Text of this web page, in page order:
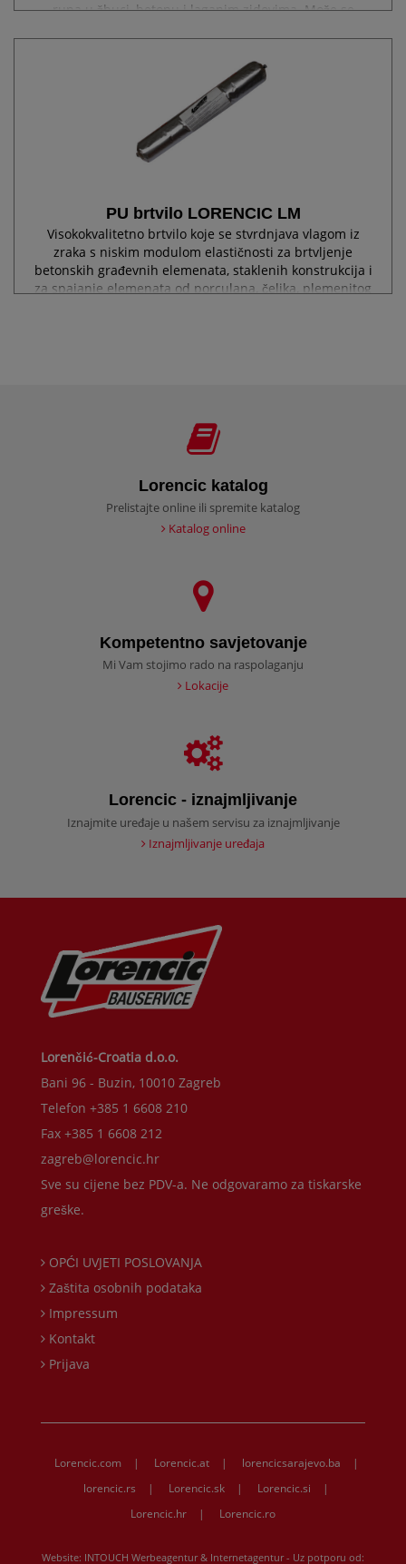
rupa u žbuci, betonu i laganim zidovima. Može se
PU brtvilo LORENCIC LM
Visokokvalitetno brtvilo koje se stvrdnjava vlagom iz
zraka s niskim modulom elastičnosti za brtvljenje
betonskih građevnih elemenata, staklenih konstrukcija i
za spajanje elemenata od porculana, čelika, plemenitog
Lorencic katalog
Prelistajte online ili spremite katalog
Katalog online
Kompetentno savjetovanje
Mi Vam stojimo rado na raspolaganju
Lokacije
Lorencic - iznajmljivanje
Iznajmite uređaje u našem servisu za iznajmljivanje
Iznajmljivanje uređaja
Lorenčić-Croatia d.o.o.
Bani 96 - Buzin, 10010 Zagreb
Telefon +385 1 6608 210
Fax +385 1 6608 212
zagreb@lorencic.hr
Sve su cijene bez PDV-a. Ne odgovaramo za tiskarske
greške.
OPĆI UVJETI POSLOVANJA
Zaštita osobnih podataka
Impressum
Kontakt
Prijava
Lorencic.com | Lorencic.at | lorencicsarajevo.ba
|
lorencic.rs
| Lorencic.sk | Lorencic.si
|
Lorencic.hr
| Lorencic.ro
Website: INTOUCH Werbeagentur & Internetagentur- Uz potporu od: